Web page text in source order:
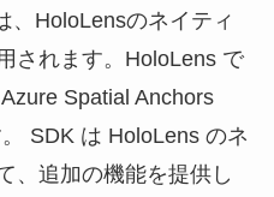
、HoloLensのネイティ
されます。HoloLens で
Spatial Anchors
SDK は HoloLens のネ
、追加の機能を提供し